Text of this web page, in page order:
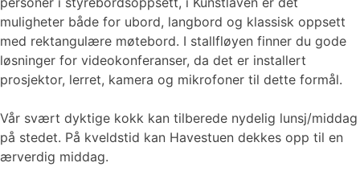
muligheter både for ubord, langbord og klassisk oppsett
med rektangulære møtebord. I stallfløyen finner du gode
løsninger for videokonferanser, da det er installert
prosjektor, lerret, kamera og mikrofoner til dette formål.
Vår svært dyktige kokk kan tilberede nydelig lunsj/middag
på stedet. På kveldstid kan Havestuen dekkes opp til en
ærverdig middag.